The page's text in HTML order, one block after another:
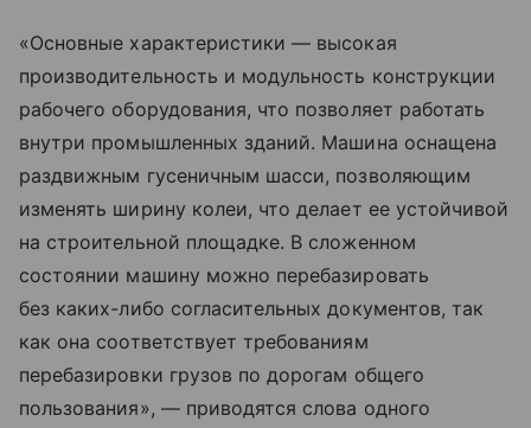
«Основные характеристики — высокая
производительность и модульность конструкции
рабочего оборудования, что позволяет работать
внутри промышленных зданий. Машина оснащена
раздвижным гусеничным шасси, позволяющим
изменять ширину колеи, что делает ее устойчивой
на строительной площадке. В сложенном
состоянии машину можно перебазировать
без каких-либо согласительных документов, так
как она соответствует требованиям
перебазировки грузов по дорогам общего
пользования», — приводятся слова одного